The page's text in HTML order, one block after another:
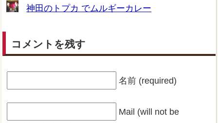
神田のトプカ でムルギーカレー
コメントを残す
名前 (required)
Mail (will not be